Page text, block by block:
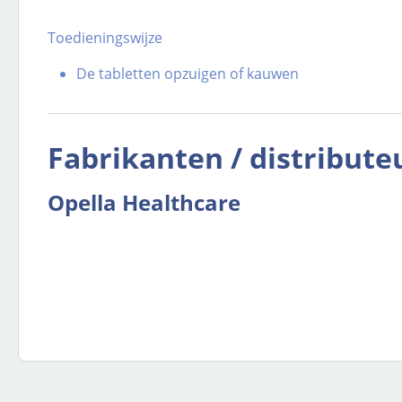
Toedieningswijze
De tabletten opzuigen of kauwen
Fabrikanten /
Opella Healthcare